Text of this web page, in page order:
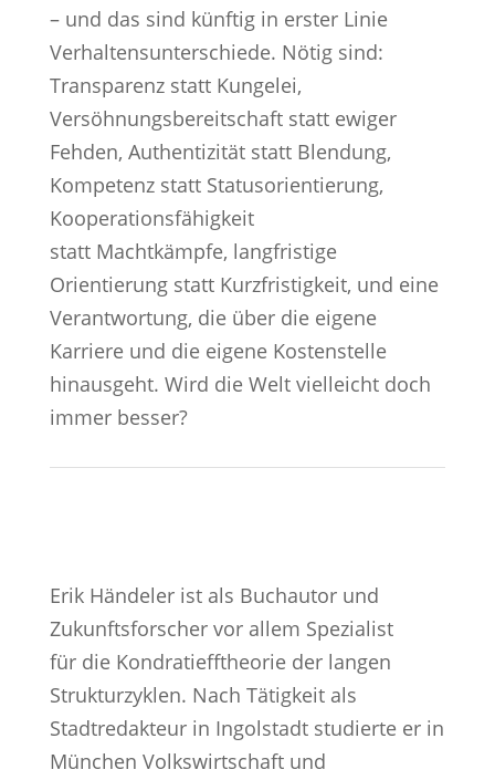
– und das sind künftig in erster Linie
Verhaltensunterschiede. Nötig sind:
Transparenz statt Kungelei,
Versöhnungsbereitschaft statt ewiger
Fehden, Authentizität statt Blendung,
Kompetenz statt Statusorientierung,
Kooperationsfähigkeit
statt Machtkämpfe, langfristige
Orientierung statt Kurzfristigkeit, und eine
Verantwortung, die über die eigene
Karriere und die eigene Kostenstelle
hinausgeht. Wird die Welt vielleicht doch
immer besser?
Erik Händeler ist als Buchautor und
Zukunftsforscher vor allem Spezialist
für die Kondratiefftheorie der langen
Strukturzyklen. Nach Tätigkeit als
Stadtredakteur in Ingolstadt studierte er in
München Volkswirtschaft und